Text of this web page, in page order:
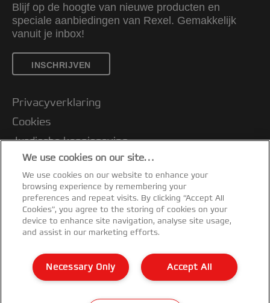
Blijf op de hoogte van nieuwe producten en
speciale aanbiedingen van Rexel. Gemakkelijk
vanuit je inbox!
INSCHRIJVEN
Privacyverklaring
Cookies
Jurdische kennisgeving
Imprint
Klantenservice
Mijn gegevens beheren
Garantievoorwaarden
Conformiteitsverklaringen
Richtlijnen bij recycling van verpakkingen
Sitemap
We use cookies on our site…
We use cookies on our website to enhance your
browsing experience by remembering your
preferences and repeat visits. By clicking “Accept All
Cookies”, you agree to the storing of cookies on your
device to enhance site navigation, analyse site usage,
and assist in our marketing efforts.
Accept All
Necessary Only